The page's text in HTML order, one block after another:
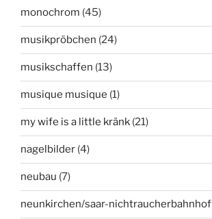
monochrom (45)
musikpröbchen (24)
musikschaffen (13)
musique musique (1)
my wife is a little kränk (21)
nagelbilder (4)
neubau (7)
neunkirchen/saar-nichtraucherbahnhof